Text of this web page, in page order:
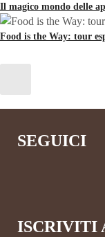
Il magico mondo delle
Food is the Way: tour
SEGUICI
ISCRIVITI